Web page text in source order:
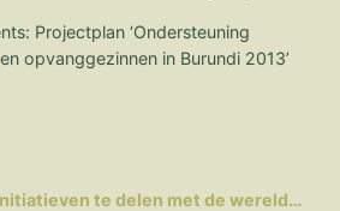
Projectplan ‘Ondersteuning
opvanggezinnen in Burundi 2013’
te delen met de wereld…